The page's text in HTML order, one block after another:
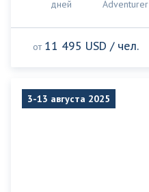
дней Adventurer
от 11 495 USD / чел.
3-13 августа 2025